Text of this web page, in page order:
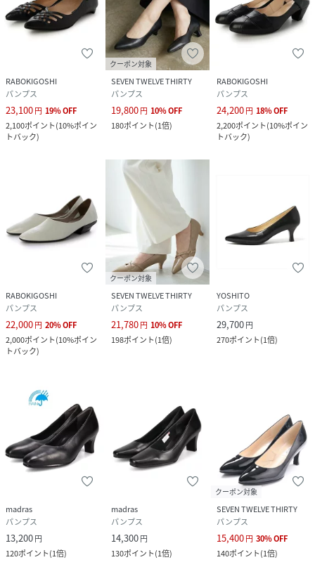
RABOKIGOSHI
パンプス
23,100円 19%OFF
2,100ポイント(10%ポイン
トバック)
クーポン対象
SEVEN TWELVE THIRTY
パンプス
19,800円 10%OFF
180ポイント(1倍)
RABOKIGOSHI
パンプス
24,200円 18%OFF
2,200ポイント(10%ポイン
トバック)
RABOKIGOSHI
パンプス
22,000円 20%OFF
2,000ポイント(10%ポイン
トバック)
クーポン対象
SEVEN TWELVE THIRTY
パンプス
21,780円 10%OFF
198ポイント(1倍)
YOSHITO
パンプス
29,700円
270ポイント(1倍)
madras
パンプス
13,200円
120ポイント(1倍)
madras
パンプス
14,300円
130ポイント(1倍)
クーポン対象
SEVEN TWELVE THIRTY
パンプス
15,400円 30%OFF
140ポイント(1倍)